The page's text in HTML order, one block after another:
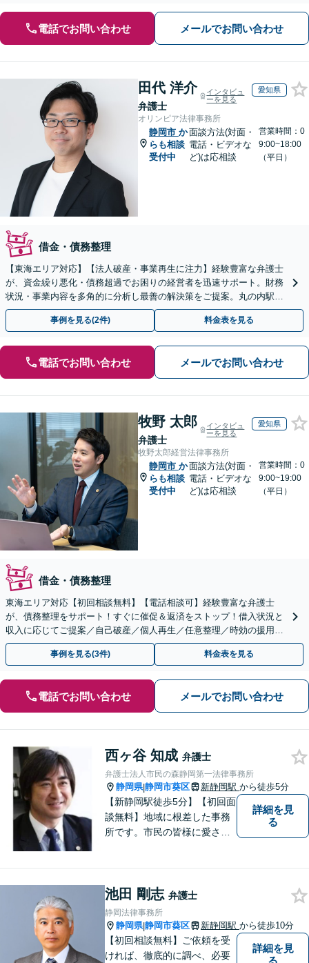
電話でお問い合わせ メールでお問い合わせ
田代 洋介
弁護士
インタビュ
ーを見る
愛知県
オリンピア法律事務所
静岡市 か
らも相談
受付中
面談方法(対面・
電話・ビデオな
ど)は応相談
営業時間：0
9:00~18:00
（平日）
借金・債務整理
【東海エリア対応】【法人破産・事業再生に注力】経験豊富な弁護士
が、資金繰り悪化・債務超過でお困りの経営者を迅速サポート。財務
状況・事業内容を多角的に分析し最善の解決策をご提案。丸の内駅1
分/休日夜間相談可/WEB面談対応
事例を見る(2件) 料金表を見る
電話でお問い合わせ メールでお問い合わせ
牧野 太郎
弁護士
インタビュ
ーを見る
愛知県
牧野太郎経営法律事務所
静岡市 か
らも相談
受付中
面談方法(対面・
電話・ビデオな
ど)は応相談
営業時間：0
9:00~19:00
（平日）
借金・債務整理
東海エリア対応【初回相談無料】【電話相談可】経験豊富な弁護士
が、債務整理をサポート！すぐに催促＆返済をストップ！借入状況と
収入に応じてご提案／自己破産／個人再生／任意整理／時効の援用に
関するご相談も可能【完全個室】【メール予約可】
事例を見る(3件) 料金表を見る
電話でお問い合わせ メールでお問い合わせ
西ヶ谷 知成 弁護士
弁護士法人市民の森静岡第一法律事務所
静岡県|静岡市葵区 新静岡駅 から徒歩5分
【新静岡駅徒歩5分】【初回面
談無料】地域に根差した事務
所です。市民の皆様に愛され
軽にご連絡ください。
詳細を見
る
池田 剛志 弁護士
静岡法律事務所
静岡県|静岡市葵区 新静岡駅 から徒歩10分
【初回相談無料】ご依頼を受
ければ、徹底的に調べ、必要
詳細を見
る